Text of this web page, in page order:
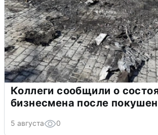
Коллеги сообщили о
бизнесмена после
5 августа 0